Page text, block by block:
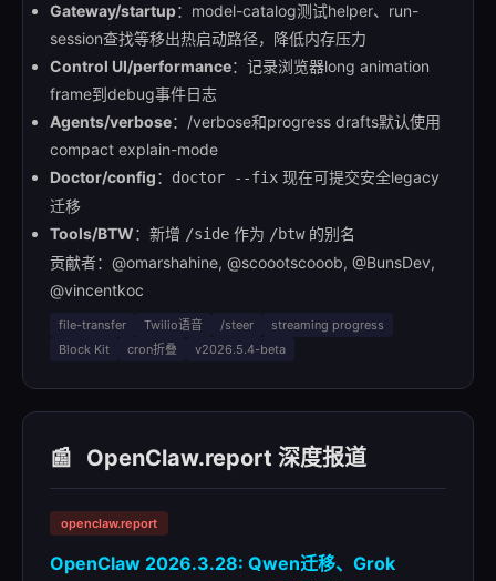
Gateway/startup：model-catalog测试helper、run-
session查找等移出热启动路径，降低内存压力
Control UI/performance：记录浏览器long animation
frame到debug事件日志
Agents/verbose：/verbose和progress drafts默认使用
compact explain-mode
Doctor/config： doctor --fix 现在可提交安全legacy
迁移
Tools/BTW：新增 /side 作为 /btw的别名
贡献者：@omarshahine, @scoootscooob, @BunsDev,
@vincentkoc
file-transfer Twilio语音 /steer
streaming progress
Block Kit
cron折叠 v2026.5.4-beta
📰 OpenClaw.report 深度报道
openclaw.report
OpenClaw 2026.3.28: Qwen迁移、Grok